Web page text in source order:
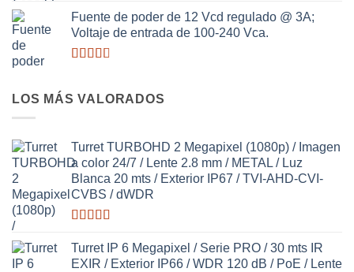
con
2.98de
5
Fuente de poder de 12 Vcd regulado @ 3A;
Voltaje de entrada de 100-240 Vca.
2.64
LOS MÁS VALORADOS
Turret TURBOHD 2 Megapixel (1080p) / Imagen
a color 24/7 / Lente 2.8 mm / METAL / Luz
Blanca 20 mts / Exterior IP67 / TVI-AHD-CVI-
CVBS / dWDR
con3.63
de 5
Turret IP 6 Megapixel / Serie PRO / 30 mts IR
EXIR / Exterior IP66 / WDR 120 dB / PoE / Lente